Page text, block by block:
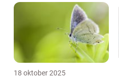
18 oktober 2025